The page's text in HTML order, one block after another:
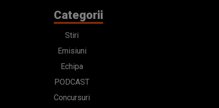
Categorii
Stiri
Emisiuni
Echipa
PODCAST
Concursuri